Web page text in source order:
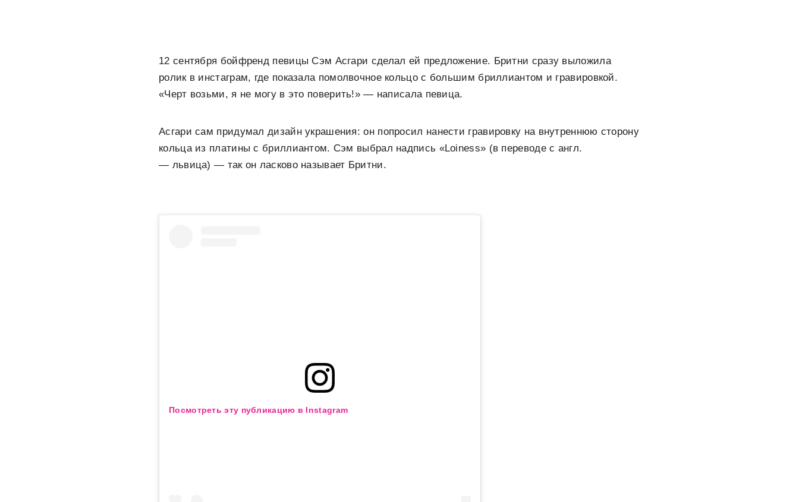
12 сентября бойфренд певицы Сэм Асгари сделал ей предложение. Бритни сразу выложила
ролик в инстаграм, где показала помолвочное кольцо с большим бриллиантом и гравировкой.
«Черт возьми, я не могу в это поверить!» — написала певица.
Асгари сам придумал дизайн украшения: он попросил нанести гравировку на внутреннюю сторону
кольца из платины с бриллиантом. Сэм выбрал надпись «Loiness» (в переводе с англ.
— львица) — так он ласково называет Бритни.
Посмотреть эту публикацию в Instagram